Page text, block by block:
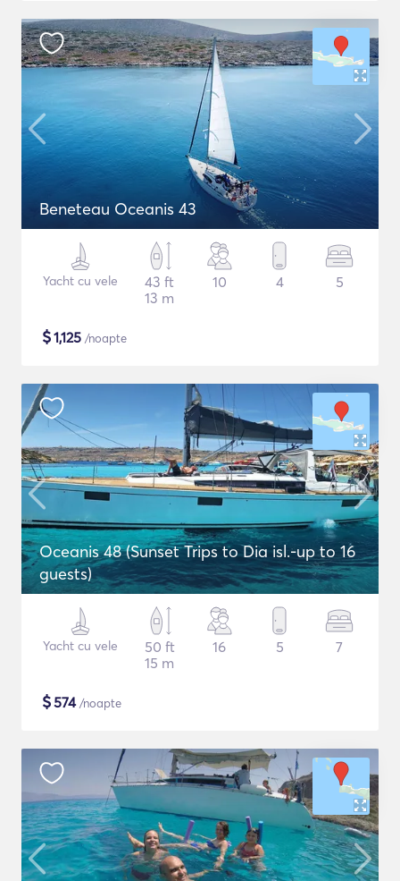
Beneteau Oceanis 43
Yacht cu vele
43 ft
13 m
10 4 5
$1,125 /noapte
Oceanis 48 (Sunset Trips to Dia isl.-up to 16
guests)
Yacht cu vele
50 ft
15 m
16 5 7
$574/noapte